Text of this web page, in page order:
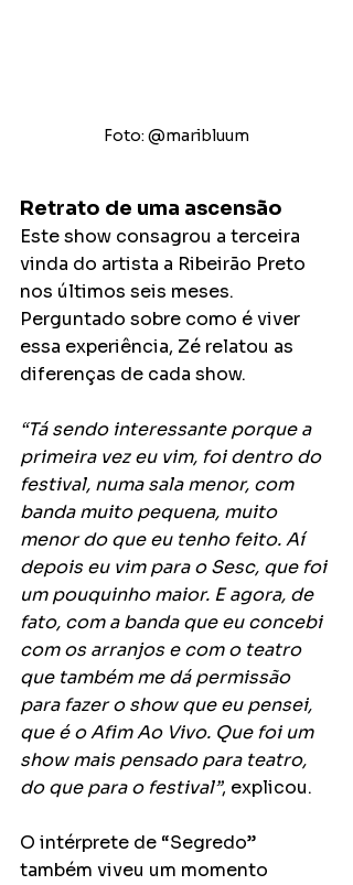
Foto: @maribluum
Retrato de uma ascensão
Este show consagrou a terceira
vinda do artista a Ribeirão Preto
nos últimos seis meses.
Perguntado sobre como é viver
essa experiência, Zé relatou as
diferenças de cada show.
“Tá sendo interessante porque a
primeira vez eu vim, foi dentro do
festival, numa sala menor, com
banda muito pequena, muito
menor do que eu tenho feito. Aí
depois eu vim para o Sesc, que foi
um pouquinho maior. E agora, de
fato, com a banda que eu concebi
com os arranjos e com o teatro
que também me dá permissão
para fazer o show que eu pensei,
que é o Afim Ao Vivo. Que foi um
show mais pensado para teatro,
do que para o festival”, explicou.
O intérprete de “Segredo”
também viveu um momento